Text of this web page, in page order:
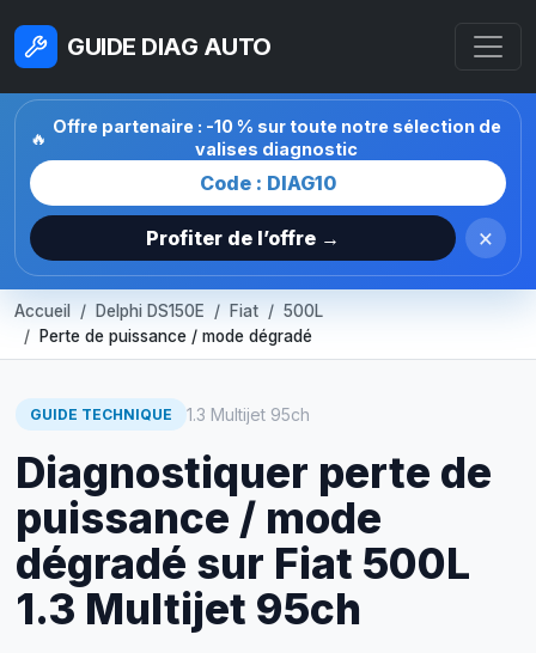
GUIDE DIAG AUTO
🔥
Offre partenaire : -10 % sur toute notre sélection de
valises diagnostic
Code : DIAG10
Profiter de l’offre → ×
Accueil Delphi DS150E Fiat
500L
Perte de puissance / mode dégradé
GUIDE TECHNIQUE 1.3 Multijet 95ch
Diagnostiquer perte de
puissance / mode
dégradé sur Fiat 500L
1.3 Multijet 95ch